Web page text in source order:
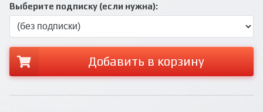
Выберите подписку (если нужна):
Добавить в корзину